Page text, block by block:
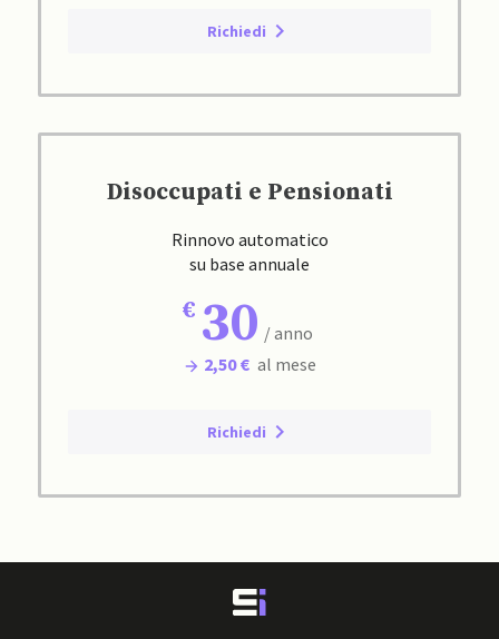
Richiedi
Disoccupati e Pensionati
Rinnovo automatico
su base annuale
30 / anno
2,50 € al mese
Richiedi